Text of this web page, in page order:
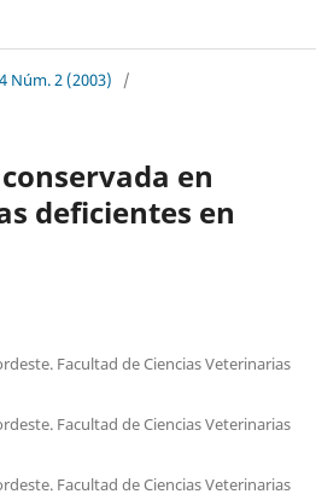
Núm. 2 (2003)
/
en
deficientes en
Facultad de Ciencias Veterinarias
Facultad de Ciencias Veterinarias
Facultad de Ciencias Veterinarias